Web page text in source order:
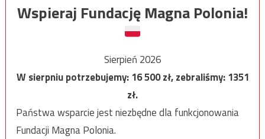
Wspieraj Fundację Magna Polonia!
Sierpień 2026
W sierpniu potrzebujemy:16 500zł, zebraliśmy:1351
zł.
Państwa wsparcie jest niezbędne dla funkcjonowania
Fundacji Magna Polonia.